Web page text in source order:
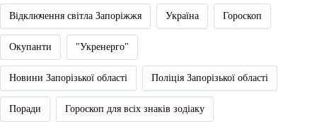
Відключення світла Запоріжжя Україна Гороскоп
Окупанти "Укренерго"
Новини Запорізької області Поліція Запорізької області
Поради Гороскоп для всіх знаків зодіаку